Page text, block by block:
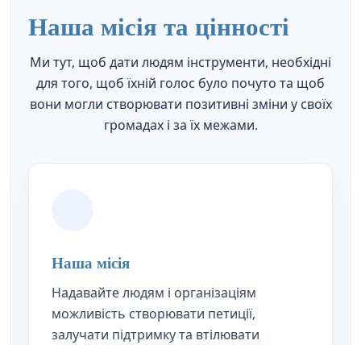
Наша місія та цінності
Ми тут, щоб дати людям інструменти, необхідні
для того, щоб їхній голос було почуто та щоб
вони могли створювати позитивні зміни у своїх
громадах і за їх межами.
Наша місія
Надавайте людям і організаціям
можливість створювати петиції,
залучати підтримку та втілювати